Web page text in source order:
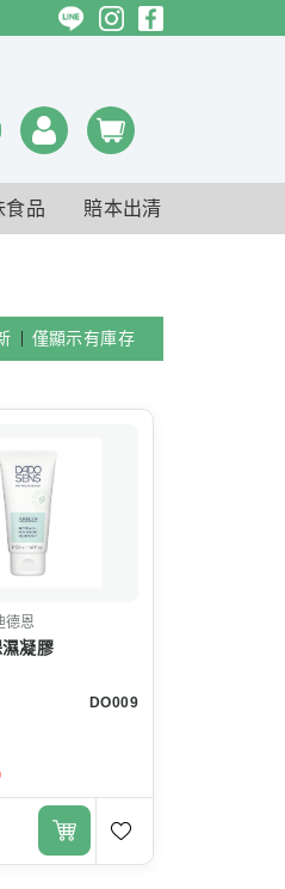
食品 賠本出清
僅顯示有庫存
德恩
凝膠
DO009